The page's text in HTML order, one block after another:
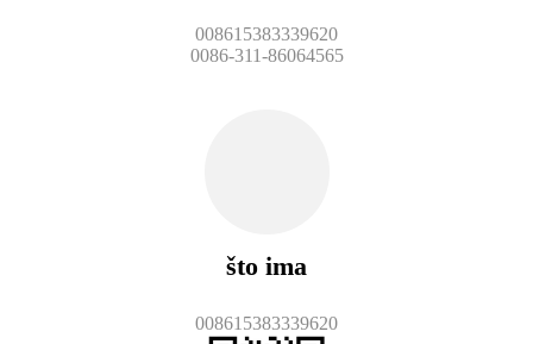
008615383339620
0086-311-86064565
što ima
008615383339620